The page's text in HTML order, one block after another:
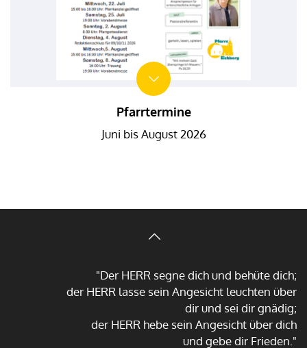
Pfarrtermine
Juni bis August 2026
"Der HERR segne dich und behüte dich;
der HERR lasse sein Angesicht leuchten über
dir und sei dir gnädig;
der HERR hebe sein Angesicht über dich
und gebe dir Frieden."